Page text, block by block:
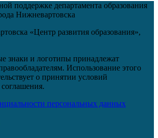
поддержке департамента образования
Нижневартовска
«Центр развития образования»,
знаки и логотипы принадлежат
Использование этого
о принятии условий
соглашения.
персональных данных